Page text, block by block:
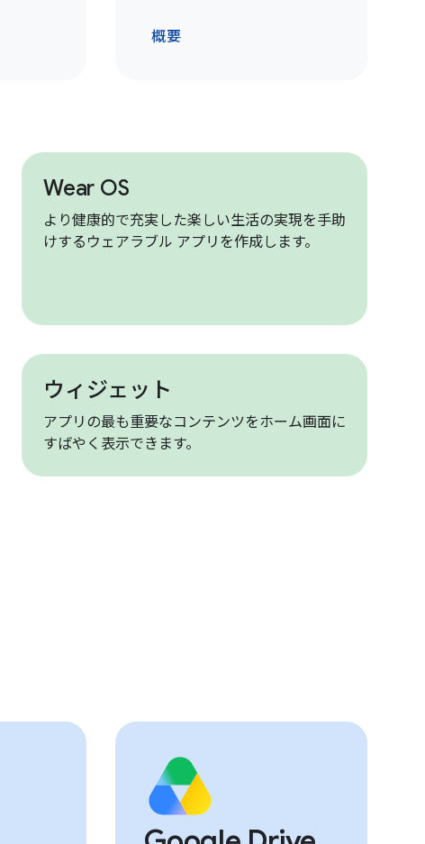
概要
Wear OS
より健康的で充実した楽しい生活の実現を手助
けするウェアラブル アプリを作成します。
ウィジェット
アプリの最も重要なコンテンツをホーム画面に
すばやく表示できます。